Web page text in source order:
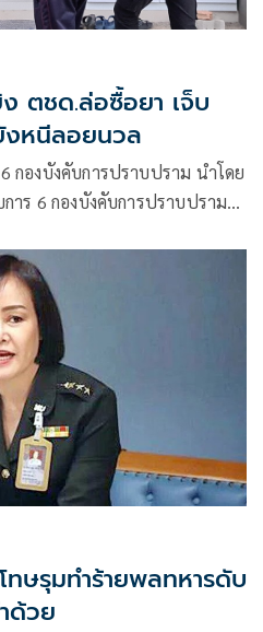
ตชด.ล่อซื้อยา เจ็บ
งหนีลอยนวล
กองบังคับการปราบปราม นำโดย
ร 6 กองบังคับการปราบปราม
ของ
ทษรุมทำร้ายพลทหารดับ
ด้วย